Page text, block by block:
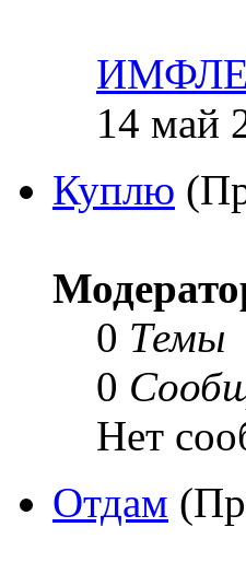
14 май
Куплю
0 Темы
0
Нет
Отдам